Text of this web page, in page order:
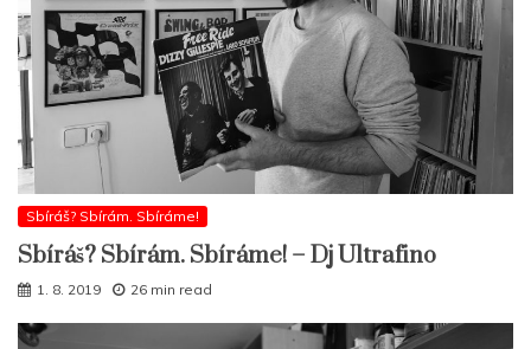
Sbíráš? Sbírám. Sbíráme!
Sbíráš? Sbírám. Sbíráme! – Dj Ultrafino
1. 8. 2019 26 min read